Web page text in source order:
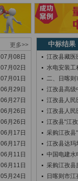
更多>>
07月08日
07月02日
07月01日
06月29日
06月27日
06月26日
06月26日
06月17日
06月17日
06月11日
06月11日
05月24日
中标结果
江孜县藏医
水电安装工
二、日喀则
江孜县高级
江孜县人民
江孜县人民
江孜县“江
采购江孜县
江孜县达玛
中国电建水
采购江孜县
日喀则市